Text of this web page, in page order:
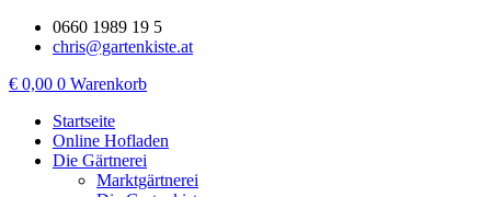
Zum
Inhalt
0660 1989 19 5
chris@gartenkiste.at
€ 0,00 0 Warenkorb
Startseite
Online Hofladen
Die Gärtnerei
Marktgärtnerei